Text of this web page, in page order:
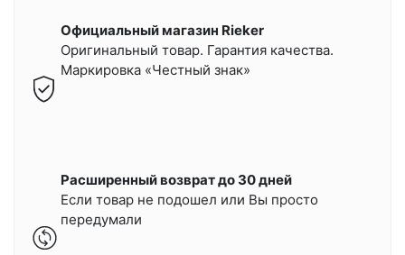
Официальный магазин Rieker
Оригинальный товар. Гарантия качества.
Маркировка «Честный знак»
Расширенный возврат до 30 дней
Если товар не подошел или Вы просто
передумали